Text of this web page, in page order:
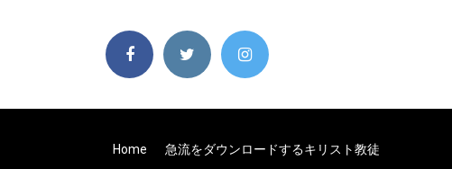
Home 急流をダウンロードするキリスト教徒